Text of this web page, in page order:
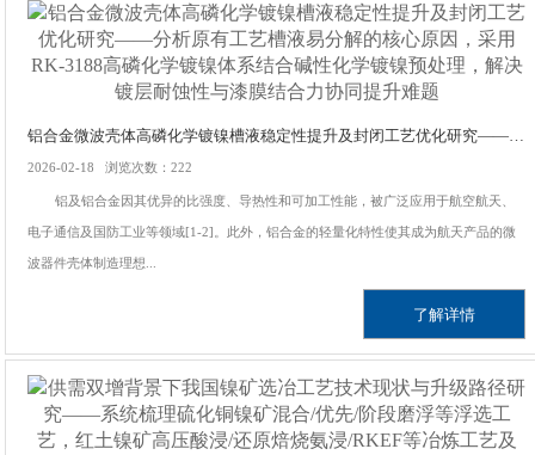
2026-02-18 浏览次数：222
铝及铝合金因其优异的比强度、导热性和可加工性能，被广泛应用于航空航天、
电子通信及国防工业等领域[1-2]。此外，铝合金的轻量化特性使其成为航天产品的微
波器件壳体制造理想...
了解详情